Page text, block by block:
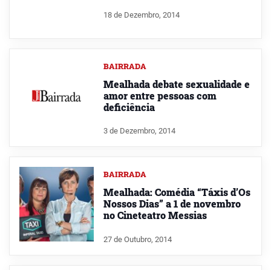
18 de Dezembro, 2014
BAIRRADA
Mealhada debate sexualidade e
amor entre pessoas com
deficiência
3 de Dezembro, 2014
BAIRRADA
Mealhada: Comédia “Táxis d’Os
Nossos Dias” a 1 de novembro
no Cineteatro Messias
27 de Outubro, 2014